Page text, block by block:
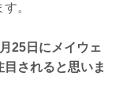
。
25日にメイウェ
されると思いま